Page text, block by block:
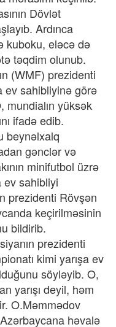
Dövlət
Ardınca
kuboku, eləcə də
təqdim olunub.
(WMF) prezidenti
ev sahibliyinə görə
mundialın yüksək
ifadə edib.
beynəlxalq
gənclər və
minifutbol üzrə
ev sahibliyi
prezidenti Rövşən
keçirilməsinin
bildirib.
prezidenti
kimi yarışa ev
söyləyib. O,
yarışı deyil, həm
O.Məmmədov
həvalə